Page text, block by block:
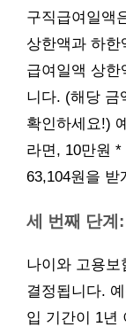
구직급여일액
상한액과 하한
급여일액 상한
니다. (해당 금
확인하세요!)
라면, 10만원
63,104원을 받
세 번째 단계
나이와 고용
결정됩니다.
입 기간이 1년